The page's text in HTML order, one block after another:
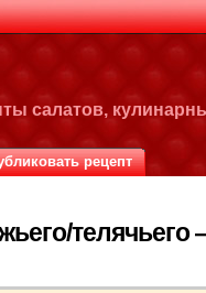
салатов,
рецепт
телячьего